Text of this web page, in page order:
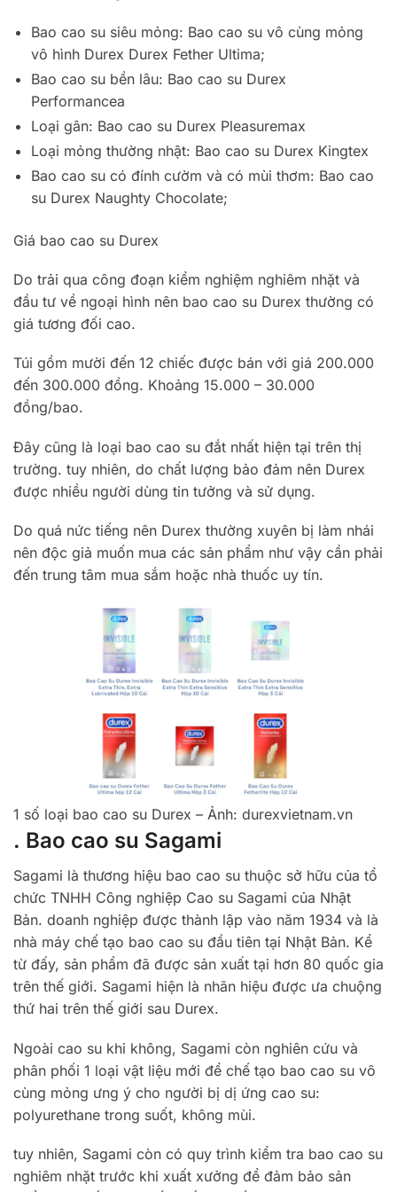
Bao cao su siêu mỏng: Bao cao su vô cùng mỏng
vô hình Durex Durex Fether Ultima;
Bao cao su bền lâu: Bao cao su Durex
Performancea
Loại gân: Bao cao su Durex Pleasuremax
Loại mỏng thường nhật: Bao cao su Durex Kingtex
Bao cao su có đính cườm và có mùi thơm: Bao cao
su Durex Naughty Chocolate;
Giá bao cao su Durex
Do trải qua công đoạn kiểm nghiệm nghiêm nhặt và
đầu tư về ngoại hình nên bao cao su Durex thường có
giá tương đối cao.
Túi gồm mười đến 12 chiếc được bán với giá 200.000
đến 300.000 đồng. Khoảng 15.000 – 30.000
đồng/bao.
Đây cũng là loại bao cao su đắt nhất hiện tại trên thị
trường. tuy nhiên, do chất lượng bảo đảm nên Durex
được nhiều người dùng tin tưởng và sử dụng.
Do quá nức tiếng nên Durex thường xuyên bị làm nhái
nên độc giả muốn mua các sản phẩm như vậy cần phải
đến trung tâm mua sắm hoặc nhà thuốc uy tín.
1 số loại bao cao su Durex – Ảnh: durexvietnam.vn
. Bao cao su Sagami
Sagami là thương hiệu bao cao su thuộc sở hữu của tổ
chức TNHH Công nghiệp Cao su Sagami của Nhật
Bản. doanh nghiệp được thành lập vào năm 1934 và là
nhà máy chế tạo bao cao su đầu tiên tại Nhật Bản. Kể
từ đấy, sản phẩm đã được sản xuất tại hơn 80 quốc gia
trên thế giới. Sagami hiện là nhãn hiệu được ưa chuộng
thứ hai trên thế giới sau Durex.
Ngoài cao su khi không, Sagami còn nghiên cứu và
phân phối 1 loại vật liệu mới để chế tạo bao cao su vô
cùng mỏng ưng ý cho người bị dị ứng cao su:
polyurethane trong suốt, không mùi.
tuy nhiên, Sagami còn có quy trình kiểm tra bao cao su
nghiêm nhặt trước khi xuất xưởng để đảm bảo sản